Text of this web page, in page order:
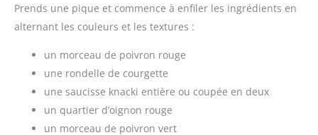
Prends une pique et commence à enfiler les ingrédients en
alternant les couleurs et les textures :
un morceau de poivron rouge
une rondelle de courgette
une saucisse knacki entière ou coupée en deux
un quartier d’oignon rouge
un morceau de poivron vert